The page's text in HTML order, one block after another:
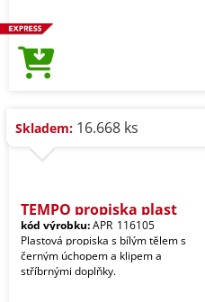
Skladem: 16.668 ks
TEMPO propiska plast
kód výrobku:APR_116105
Plastová propiska s bílým tělem s
černým úchopem a klipem a
stříbrnými doplňky.